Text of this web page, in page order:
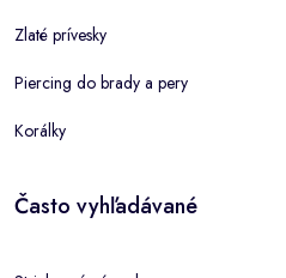
Zlaté prívesky
Piercing do brady a pery
Korálky
Často vyhľadávané